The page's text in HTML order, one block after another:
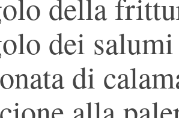
della
dei
di